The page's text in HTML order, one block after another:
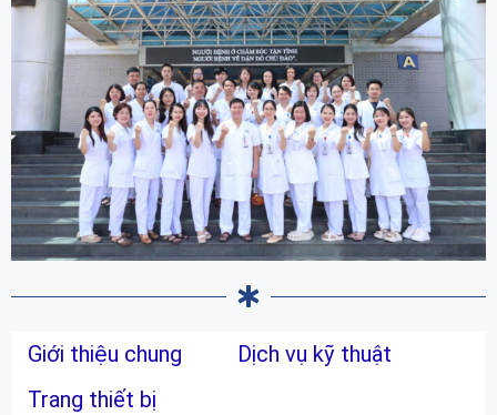
Giới thiệu chung
Dịch vụ kỹ thuật
Trang thiết bị